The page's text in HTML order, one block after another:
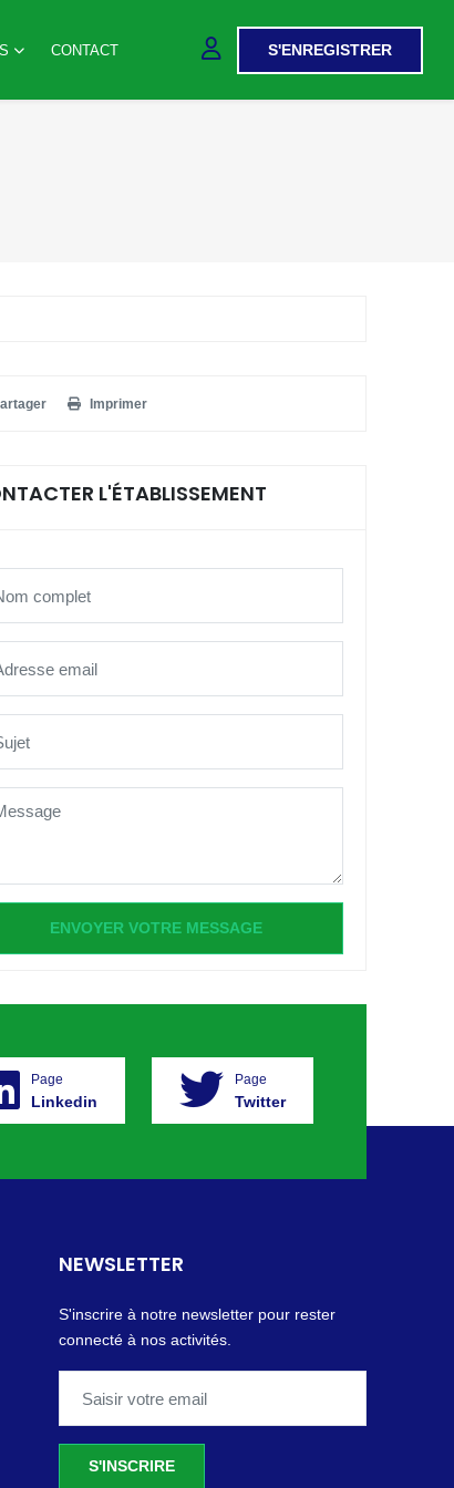
CONTACT S'ENREGISTRER
Imprimer
L'ÉTABLISSEMENT
ENVOYER VOTRE MESSAGE
Page
Linkedin
Page
Twitter
NEWSLETTER
S'inscrire à notre newsletter pour rester
connecté à nos activités.
S'INSCRIRE